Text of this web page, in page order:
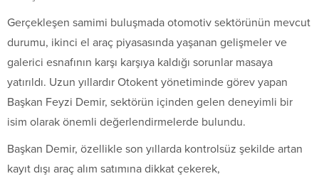
Gerçekleşen samimi buluşmada otomotiv sektörünün mevcut
durumu, ikinci el araç piyasasında yaşanan gelişmeler ve
galerici esnafının karşı karşıya kaldığı sorunlar masaya
yatırıldı. Uzun yıllardır Otokent yönetiminde görev yapan
Başkan Feyzi Demir, sektörün içinden gelen deneyimli bir
isim olarak önemli değerlendirmelerde bulundu.
Başkan Demir, özellikle son yıllarda kontrolsüz şekilde artan
kayıt dışı araç alım satımına dikkat çekerek,